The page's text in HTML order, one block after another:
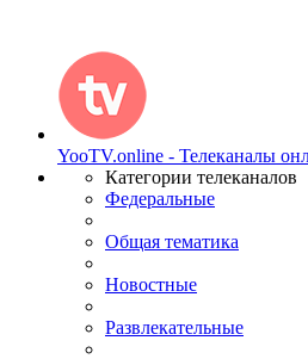
YooTV.online - Телеканалы
Категории телеканалов
Федеральные
Общая тематика
Новостные
Развлекательные